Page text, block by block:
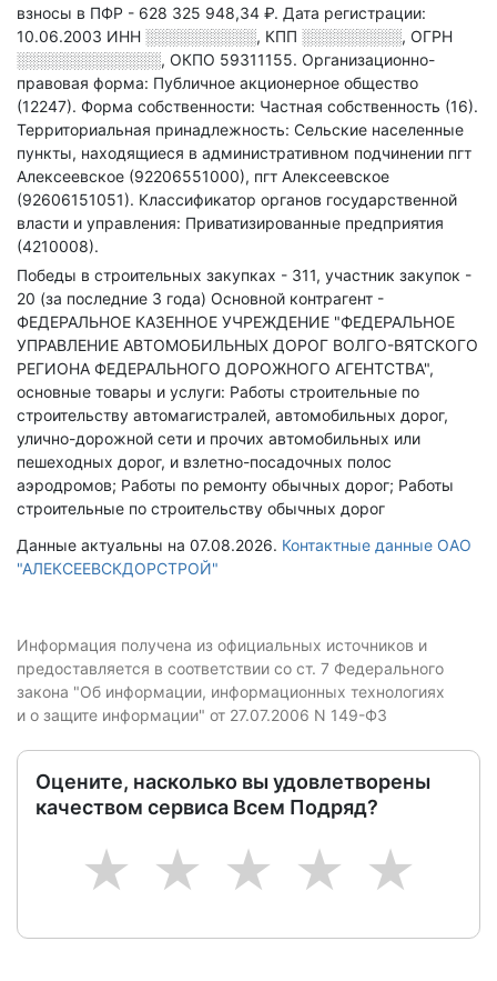
взносы в ПФР - 628 325 948,34 ₽. Дата регистрации:
10.06.2003 ИНН ░░░░░░░░░░, КПП ░░░░░░░░░, ОГРН
░░░░░░░░░░░░░, ОКПО 59311155. Организационно-
правовая форма: Публичное акционерное общество
(12247). Форма собственности: Частная собственность (16).
Территориальная принадлежность: Сельские населенные
пункты, находящиеся в административном подчинении пгт
Алексеевское (92206551000), пгт Алексеевское
(92606151051). Классификатор органов государственной
власти и управления: Приватизированные предприятия
(4210008).
Победы в строительных закупках - 311, участник закупок -
20 (за последние 3 года) Основной контрагент -
ФЕДЕРАЛЬНОЕ КАЗЕННОЕ УЧРЕЖДЕНИЕ "ФЕДЕРАЛЬНОЕ
УПРАВЛЕНИЕ АВТОМОБИЛЬНЫХ ДОРОГ ВОЛГО-ВЯТСКОГО
РЕГИОНА ФЕДЕРАЛЬНОГО ДОРОЖНОГО АГЕНТСТВА",
основные товары и услуги: Работы строительные по
строительству автомагистралей, автомобильных дорог,
улично-дорожной сети и прочих автомобильных или
пешеходных дорог, и взлетно-посадочных полос
аэродромов; Работы по ремонту обычных дорог; Работы
строительные по строительству обычных дорог
Данные актуальны на 07.08.2026. Контактные данные ОАО
"АЛЕКСЕЕВСКДОРСТРОЙ"
Информация получена из официальных источников и
предоставляется в соответствии со ст. 7 Федерального
закона "Об информации, информационных технологиях
и о защите информации" от 27.07.2006 N 149-ФЗ
Оцените, насколько вы удовлетворены
качеством сервиса Всем Подряд?
5
4
3
2
1